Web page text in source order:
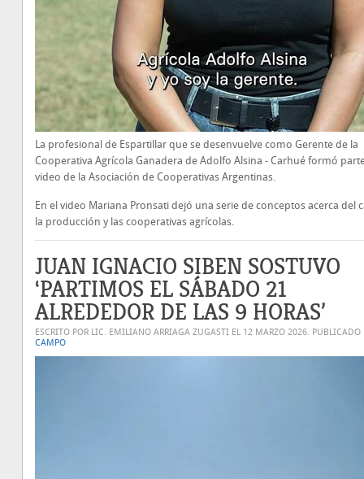
La profesional de Espartillar que se desenvuelve como Gerente de la
Cooperativa Agrícola Ganadera de Adolfo Alsina - Carhué formó
video de la Asociación de Cooperativas Argentinas.
En el video Mariana Pronsati dejó una serie de conceptos acerca del
la producción y las cooperativas agrícolas.
JUAN IGNACIO SIBEN SOSTUVO
‘PARTIMOS EL SÁBADO 21
ALREDEDOR DE LAS 9 HORAS’
ESCRITO POR LIC. EMILIANO ARRIAGA ZUGASTI EL 12 MARZO 2026. PUBLICADO
CAMPO